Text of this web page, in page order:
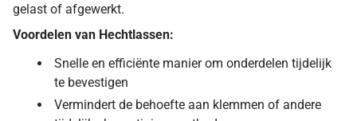
gelast of afgewerkt.
Voordelen van Hechtlassen:
Snelle en efficiënte manier om onderdelen tijdelijk
te bevestigen
Vermindert de behoefte aan klemmen of andere